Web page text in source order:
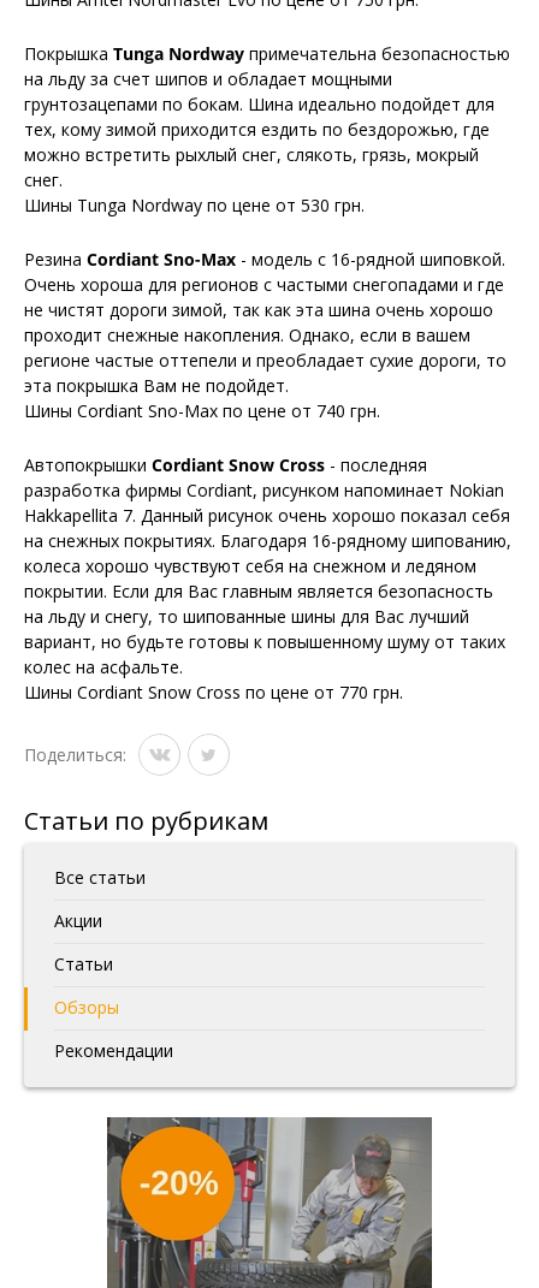
Покрышка Tunga Nordway примечательна безопасностью
на льду за счет шипов и обладает мощными
грунтозацепами по бокам. Шина идеально подойдет для
тех, кому зимой приходится ездить по бездорожью, где
можно встретить рыхлый снег, слякоть, грязь, мокрый
снег.
Шины Tunga Nordway по цене от 530 грн.
Резина Cordiant Sno-Max - модель с 16-рядной шиповкой.
Очень хороша для регионов с частыми снегопадами и где
не чистят дороги зимой, так как эта шина очень хорошо
проходит снежные накопления. Однако, если в вашем
регионе частые оттепели и преобладает сухие дороги, то
эта покрышка Вам не подойдет.
Шины Cordiant Sno-Max по цене от 740 грн.
Автопокрышки Cordiant Snow Cross - последняя
разработка фирмы Cordiant, рисунком напоминает Nokian
Hakkapellita 7. Данный рисунок очень хорошо показал себя
на снежных покрытиях. Благодаря 16-рядному шипованию,
колеса хорошо чувствуют себя на снежном и ледяном
покрытии. Если для Вас главным является безопасность
на льду и снегу, то шипованные шины для Вас лучший
вариант, но будьте готовы к повышенному шуму от таких
колес на асфальте.
Шины Cordiant Snow Cross по цене от 770 грн.
Поделиться:
Статьи по рубрикам
Все статьи
Акции
Статьи
Обзоры
Рекомендации